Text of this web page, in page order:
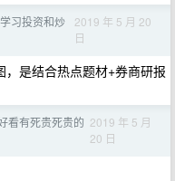
习投资和炒
2019 年 5 月 20
日
是结合热点题材+券商研报
看有死贵死贵的 2019 年 5 月
20 日